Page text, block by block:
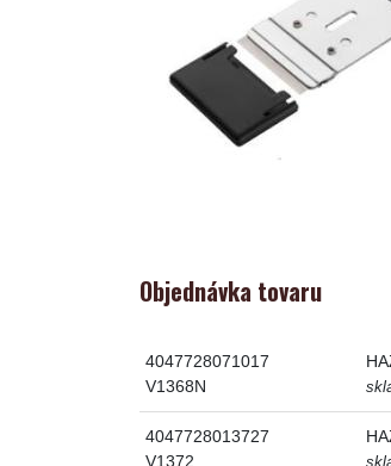
Objednávka tovaru
4047728071017
V1368N
4047728013727
V1372